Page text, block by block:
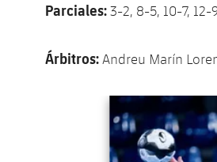
Parciales:3-2, 8-5, 10-7, 12-
Árbitros:Andreu Marín